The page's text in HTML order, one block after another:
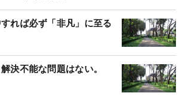
れば必ず「非凡」に至る
決不能な問題はない。